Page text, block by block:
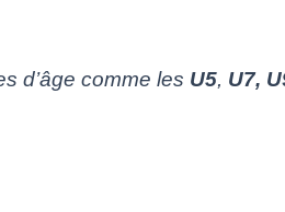
d’âge comme les U5, U7,